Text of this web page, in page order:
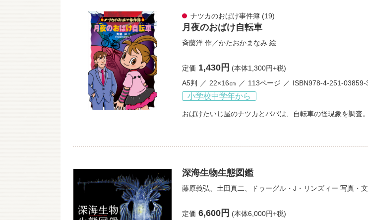
ナツカのおばけ事件簿(19)
月夜のおばけ自転車
斉藤洋 作／かたおかまなみ 絵
定価 1,430円 (本体1,300円+税)
A5判
22×16㎝ 113ページ ISBN978-4-251-03859-
小学校中学年から
おばけたいじ屋のナツカとパパは、自転車の怪現象を調
深海生物生態図鑑
藤原義弘 土田真二 ドゥーグル・J・リンズィー 写真・文
定価 6,600円 (本体6,000円+税)